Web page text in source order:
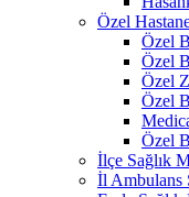
Özel
Özel
Özel
Özel
Özel
Özel
İlçe Sağlık
İl Ambulans